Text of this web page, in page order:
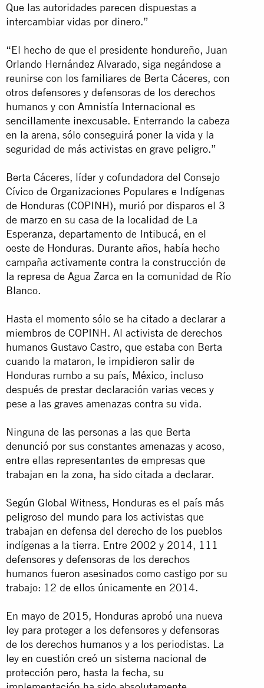
Que las autoridades parecen dispuestas a
intercambiar vidas por dinero.”
“El hecho de que el presidente hondureño, Juan
Orlando Hernández Alvarado, siga negándose a
reunirse con los familiares de Berta Cáceres, con
otros defensores y defensoras de los derechos
humanos y con Amnistía Internacional es
sencillamente inexcusable. Enterrando la cabeza
en la arena, sólo conseguirá poner la vida y la
seguridad de más activistas en grave peligro.”
Berta Cáceres, líder y cofundadora del Consejo
Cívico de Organizaciones Populares e Indígenas
de Honduras (COPINH), murió por disparos el 3
de marzo en su casa de la localidad de La
Esperanza, departamento de Intibucá, en el
oeste de Honduras. Durante años, había hecho
campaña activamente contra la construcción de
la represa de Agua Zarca en la comunidad de Río
Blanco.
Hasta el momento sólo se ha citado a declarar a
miembros de COPINH. Al activista de derechos
humanos Gustavo Castro, que estaba con Berta
cuando la mataron, le impidieron salir de
Honduras rumbo a su país, México, incluso
después de prestar declaración varias veces y
pese a las graves amenazas contra su vida.
Ninguna de las personas a las que Berta
denunció por sus constantes amenazas y acoso,
entre ellas representantes de empresas que
trabajan en la zona, ha sido citada a declarar.
Según Global Witness, Honduras es el país más
peligroso del mundo para los activistas que
trabajan en defensa del derecho de los pueblos
indígenas a la tierra. Entre 2002 y 2014, 111
defensores y defensoras de los derechos
humanos fueron asesinados como castigo por su
trabajo: 12 de ellos únicamente en 2014.
En mayo de 2015, Honduras aprobó una nueva
ley para proteger a los defensores y defensoras
de los derechos humanos y a los periodistas. La
ley en cuestión creó un sistema nacional de
protección pero, hasta la fecha, su